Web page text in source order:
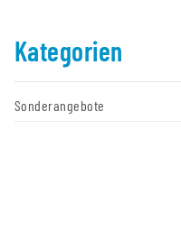
Kategorien
Sonderangebote